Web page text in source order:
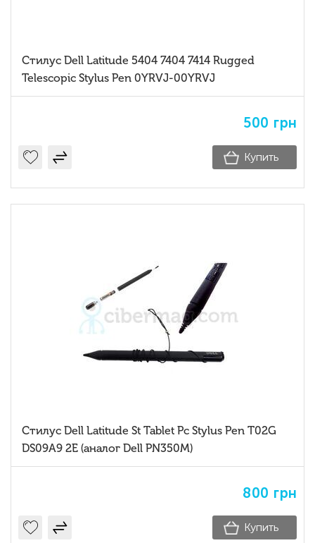
Стилус Dell Latitude 5404 7404 7414 Rugged
Telescopic Stylus Pen 0YRVJ-00YRVJ
500 грн
Купить
Стилус Dell Latitude St Tablet Pc Stylus Pen T02G
DS09A9 2E (аналог Dell PN350M)
800 грн
Купить